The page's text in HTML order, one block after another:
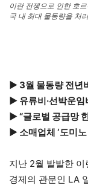
이란 전쟁으로 인한 호
국 내 최대 물동량을 처
▶ 3월 물동량 전년
▶ 유류비·선박운임
▶ “글로벌 공급망
▶ 소매업체 ‘도미노
지난 2월 발발한
경제의 관문인 LA